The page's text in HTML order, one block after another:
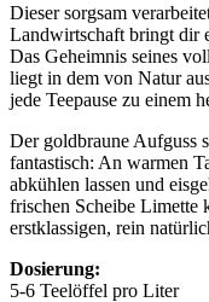
Dieser sorgsam
Landwirtschaft bringt dir
Das Geheimnis seines
liegt in dem von Natur
jede Teepause zu einem
Der goldbraune Aufguss
fantastisch: An warmen
abkühlen lassen und
frischen Scheibe Limette
erstklassigen, rein
Dosierung:
5-6 Teelöffel pro Liter